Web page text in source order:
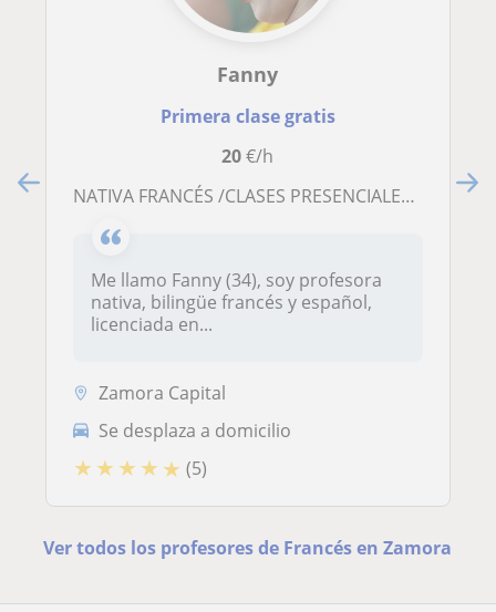
Fanny
Primera clase gratis
20€/h
NATIVA FRANCÉS /CLASES PRESENCIALES EN ZAMORA
Me llamo Fanny (34), soy profesora
nativa, bilingüe francés y español,
licenciada en...
Zamora Capital
Se desplaza a domicilio
★ ★ ★ ★ ★ (5)
Ver todos los profesores de Francés en Zamora